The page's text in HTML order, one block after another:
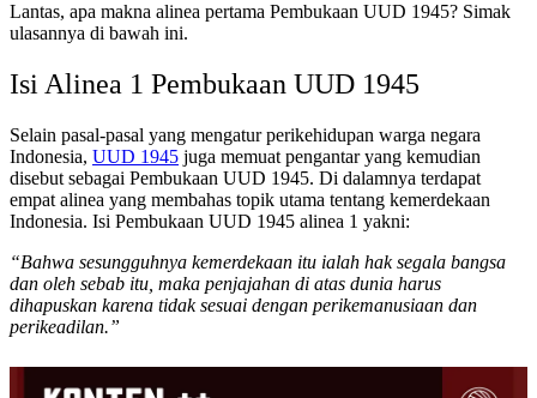
Lantas, apa makna alinea pertama Pembukaan UUD 1945? Simak
ulasannya di bawah ini.
Isi Alinea 1 Pembukaan UUD 1945
Selain pasal-pasal yang mengatur perikehidupan warga negara
Indonesia, UUD 1945 juga memuat pengantar yang kemudian
disebut sebagai Pembukaan UUD 1945. Di dalamnya terdapat
empat alinea yang membahas topik utama tentang kemerdekaan
Indonesia. Isi Pembukaan UUD 1945 alinea 1 yakni:
“Bahwa sesungguhnya kemerdekaan itu ialah hak segala bangsa
dan oleh sebab itu, maka penjajahan di atas dunia harus
dihapuskan karena tidak sesuai dengan perikemanusiaan dan
perikeadilan.”